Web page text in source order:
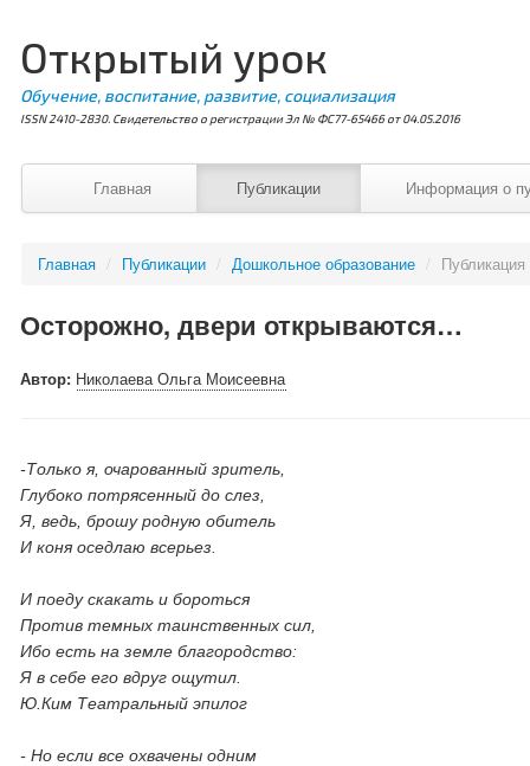
Открытый урок
Обучение, воспитание, развитие, социализация
ISSN 2410-2830. Свидетельство о регистрации Эл № ФС77-65466 от 04.05.2016
Главная Публикации Информация о
Главная / Публикации / Дошкольное образование /
Осторожно, двери открываются…
Автор: Николаева Ольга Моисеевна
-Только я, очарованный зритель,
Глубоко потрясенный до слез,
Я, ведь, брошу родную обитель
И коня оседлаю всерьез.
И поеду скакать и бороться
Против темных таинственных сил,
Ибо есть на земле благородство:
Я в себе его вдруг ощутил.
Ю.Ким Театральный эпилог
- Но если все охвачены одним